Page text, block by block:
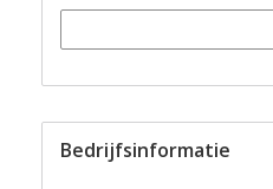
Bedrijfsinformatie